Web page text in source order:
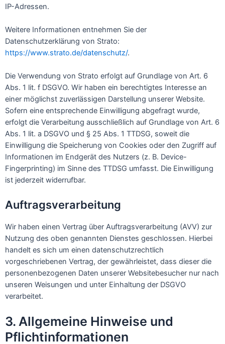
IP-Adressen.
Weitere Informationen entnehmen Sie der
Datenschutzerklärung von Strato:
https://www.strato.de/datenschutz/.
Die Verwendung von Strato erfolgt auf Grundlage von Art. 6
Abs. 1 lit. f DSGVO. Wir haben ein berechtigtes Interesse an
einer möglichst zuverlässigen Darstellung unserer Website.
Sofern eine entsprechende Einwilligung abgefragt wurde,
erfolgt die Verarbeitung ausschließlich auf Grundlage von Art. 6
Abs. 1 lit. a DSGVO und § 25 Abs. 1 TTDSG, soweit die
Einwilligung die Speicherung von Cookies oder den Zugriff auf
Informationen im Endgerät des Nutzers (z. B. Device-
Fingerprinting) im Sinne des TTDSG umfasst. Die Einwilligung
ist jederzeit widerrufbar.
Auftragsverarbeitung
Wir haben einen Vertrag über Auftragsverarbeitung (AVV) zur
Nutzung des oben genannten Dienstes geschlossen. Hierbei
handelt es sich um einen datenschutzrechtlich
vorgeschriebenen Vertrag, der gewährleistet, dass dieser die
personenbezogenen Daten unserer Websitebesucher nur nach
unseren Weisungen und unter Einhaltung der DSGVO
verarbeitet.
3. Allgemeine Hinweise und
Pflicht­informationen